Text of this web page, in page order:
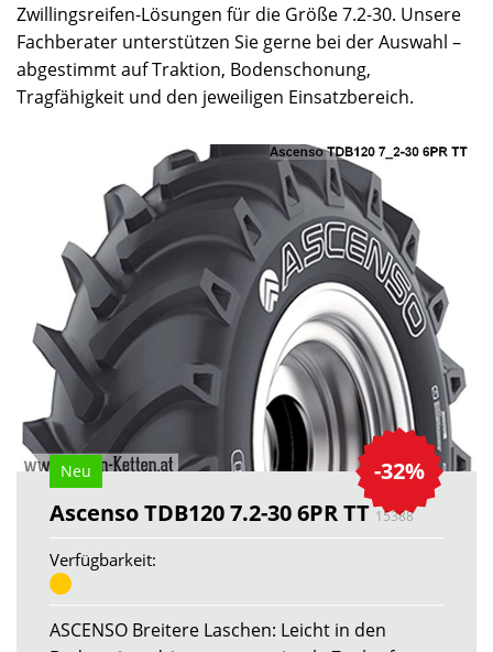
Zwillingsreifen-Lösungen für die Größe 7.2-30. Unsere
Fachberater unterstützen Sie gerne bei der Auswahl –
abgestimmt auf Traktion, Bodenschonung,
Tragfähigkeit und den jeweiligen Einsatzbereich.
-32%
Neu
Ascenso TDB120 7.2-30 6PR TT15388
Verfügbarkeit:
ASCENSO Breitere Laschen: Leicht in den